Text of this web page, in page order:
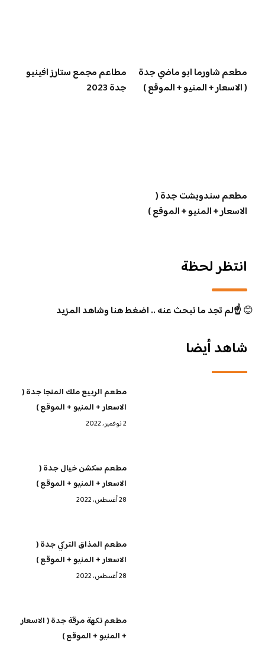
مطعم شاورما ابو ماضي جدة
( الاسعار + المنيو + الموقع )
مطاعم مجمع ستارز افينيو
جدة 2023
مطعم سندويشت جدة (
الاسعار + المنيو + الموقع )
انتظر لحظة
😊☝️لم تجد ما تبحث عنه .. اضغط هنا وشاهد المزيد
شاهد أيضا
مطعم الربيع ملك المنجا جدة (
الاسعار + المنيو + الموقع )
2 نوفمبر، 2022
مطعم سكشن خيال جدة (
الاسعار + المنيو + الموقع )
28 أغسطس، 2022
مطعم المذاق التركي جدة (
الاسعار + المنيو + الموقع )
28 أغسطس، 2022
مطعم نكهة مرقة جدة ( الاسعار
+ المنيو + الموقع )